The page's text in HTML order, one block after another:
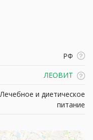
РФ
ЛЕОВИТ
Лечебное и диетическое
питание